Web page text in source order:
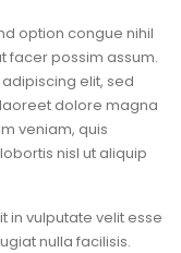
option congue nihil
facer possim assum.
elit, sed
dolore magna
veniam, quis
nisl ut aliquip
in vulputate velit esse
nulla facilisis.